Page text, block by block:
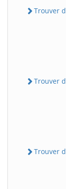
Trouver
Trouver
Trouver